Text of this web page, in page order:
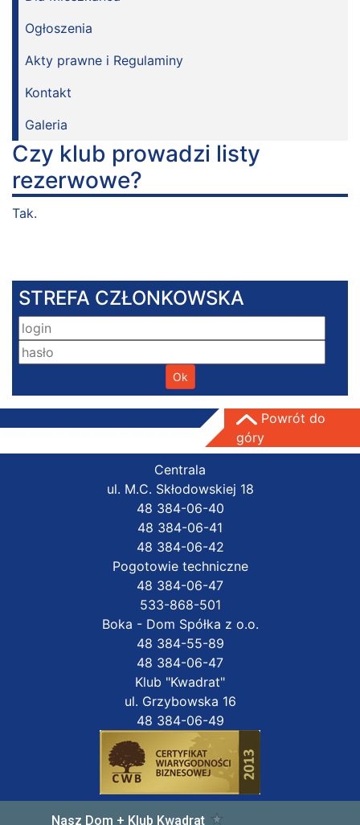
Ogłoszenia
Akty prawne i Regulaminy
Kontakt
Galeria
Czy klub prowadzi listy
rezerwowe?
Tak.
STREFA CZŁONKOWSKA
Powrót do
góry
Centrala
ul. M.C. Skłodowskiej 18
48 384-06-40
48 384-06-41
48 384-06-42
Pogotowie techniczne
48 384-06-47
533-868-501
Boka - Dom Spółka z o.o.
48 384-55-89
48 384-06-47
Klub "Kwadrat"
ul. Grzybowska 16
48 384-06-49